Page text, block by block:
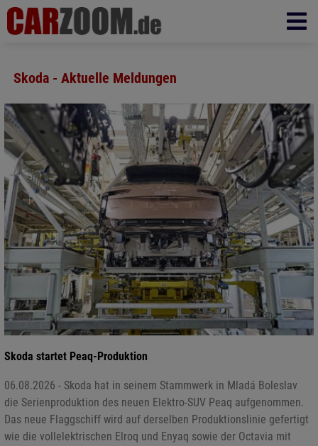
Skoda - Aktuelle Meldungen
Skoda startet Peaq-Produktion
06.08.2026 - Skoda hat in seinem Stammwerk in Mladá Boleslav
die Serienproduktion des neuen Elektro-SUV Peaq aufgenommen.
Das neue Flaggschiff wird auf derselben Produktionslinie gefertigt
wie die vollelektrischen Elroq und Enyaq sowie der Octavia mit